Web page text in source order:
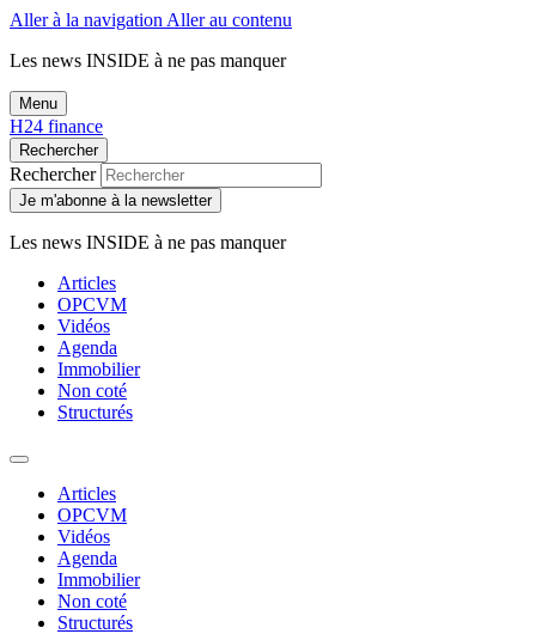
Aller à la navigation Aller au contenu
Les news INSIDE à ne pas manquer
Menu
H24 finance
Rechercher
Rechercher
Je m'abonne à la newsletter
Les news INSIDE à ne pas manquer
Articles
OPCVM
Vidéos
Agenda
Immobilier
Non coté
Structurés
Articles
OPCVM
Vidéos
Agenda
Immobilier
Non coté
Structurés